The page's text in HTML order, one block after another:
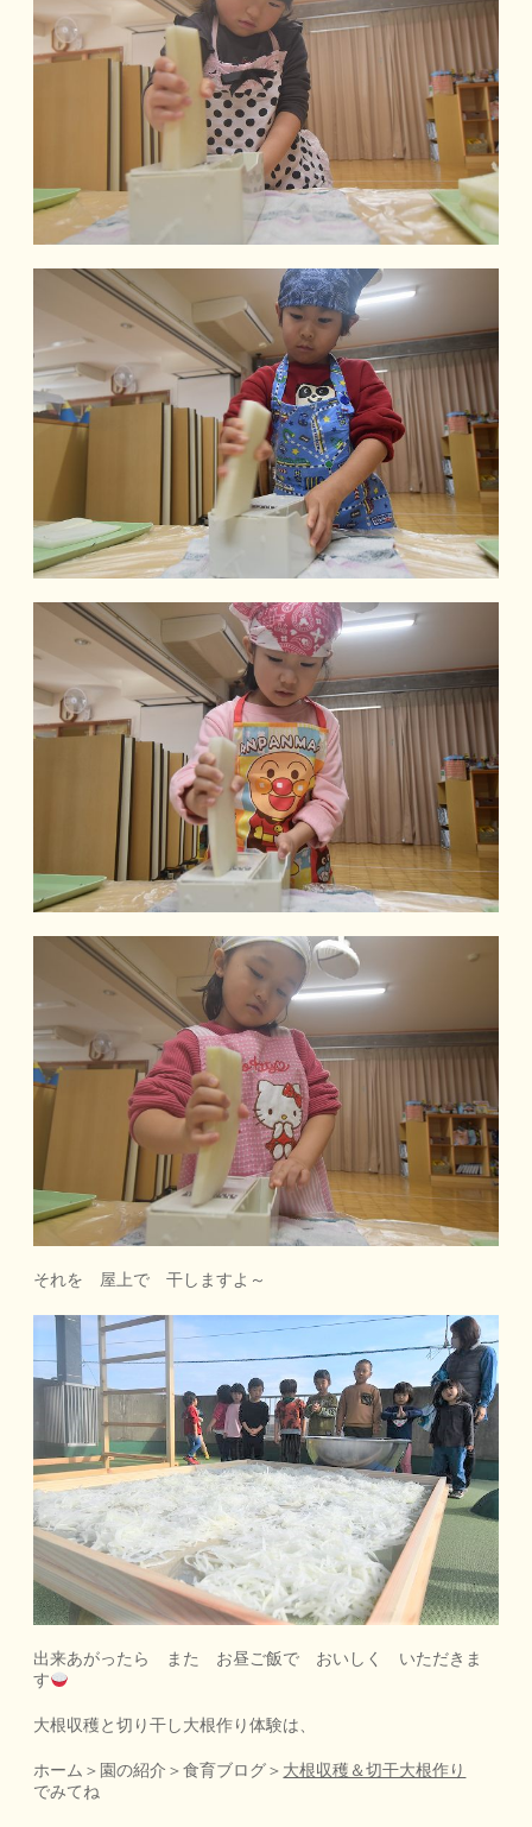
それを 屋上で 干しますよ～
出来あがったら また お昼ご飯で おいしく いただきま
す
大根収穫と切り干し大根作り体験は、
ホーム＞園の紹介＞食育ブログ＞ 大根収穫＆切干大根作り
でみてね